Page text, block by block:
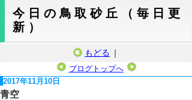
今日の鳥取砂丘（毎日更
新）
もどる ｜
ブログトップへ
2017年11月10日
青空